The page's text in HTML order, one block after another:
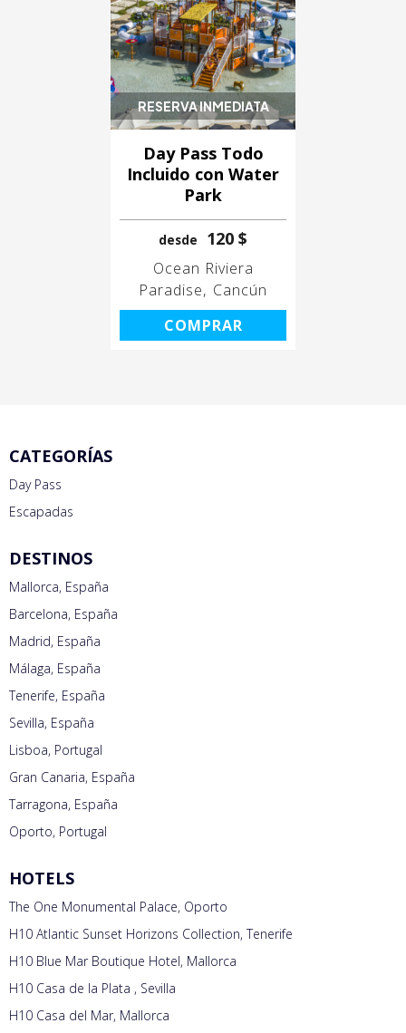
RESERVA INMEDIATA
Day Pass Todo
Incluido con Water
Park
desde 120 $
Ocean Riviera
Paradise
Cancún
COMPRAR
CATEGORÍAS
Day Pass
Escapadas
DESTINOS
Mallorca, España
Barcelona, España
Madrid, España
Málaga, España
Tenerife, España
Sevilla, España
Lisboa, Portugal
Gran Canaria, España
Tarragona, España
Oporto, Portugal
HOTELS
The One Monumental Palace, Oporto
H10 Atlantic Sunset Horizons Collection, Tenerife
H10 Blue Mar Boutique Hotel, Mallorca
H10 Casa de la Plata , Sevilla
H10 Casa del Mar, Mallorca